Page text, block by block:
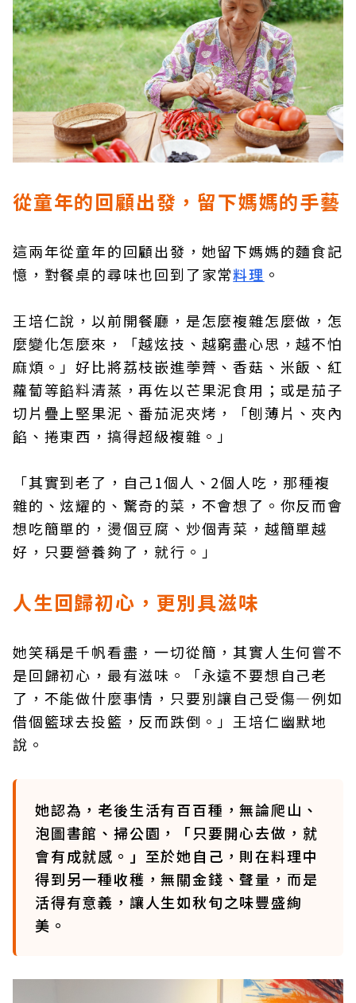
從童年的回顧出發，留下媽媽的手藝
這兩年從童年的回顧出發，她留下媽媽的麵食記
憶，對餐桌的尋味也回到了家常料理 。
王培仁說，以前開餐廳，是怎麼複雜怎麼做，怎
麼變化怎麼來，「越炫技、越窮盡心思，越不怕
麻煩。」好比將荔枝嵌進荸薺、香菇、米飯、紅
蘿蔔等餡料清蒸，再佐以芒果泥食用；或是茄子
切片疊上堅果泥、番茄泥夾烤，「刨薄片、夾內
餡、捲東西，搞得超級複雜。」
「其實到老了，自己1個人、2個人吃，那種複
雜的、炫耀的、驚奇的菜，不會想了。你反而會
想吃簡單的，燙個豆腐、炒個青菜，越簡單越
好，只要營養夠了，就行。」
人生回歸初心，更別具滋味
她笑稱是千帆看盡，一切從簡，其實人生何嘗不
是回歸初心，最有滋味。「永遠不要想自己老
了，不能做什麼事情，只要別讓自己受傷—例如
借個籃球去投籃，反而跌倒。」王培仁幽默地
說。
她認為，老後生活有百百種，無論爬山、
泡圖書館、掃公園，「只要開心去做，就
會有成就感。」至於她自己，則在料理中
得到另一種收穫，無關金錢、聲量，而是
活得有意義，讓人生如秋旬之味豐盛絢
美。